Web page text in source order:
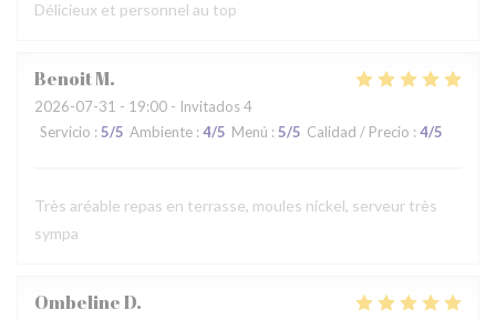
Délicieux et personnel au top
BenoitM
2026-07-31 - 19:00 - Invitados 4
Servicio : 5/5 Ambiente : 4/5 Menú : 5/5 Calidad / Precio : 4/5
Très aréable repas en terrasse, moules nickel, serveur très
sympa
OmbelineD